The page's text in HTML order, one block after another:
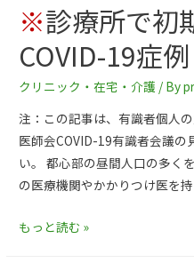
※診療所で初
COVID-19症例
クリニック・在宅・介護 / By
注：この記事は、有識者個人
医師会COVID-19有識者会議
い。 都心部の昼間人口の多く
の医療機関やかかりつけ医を
もっと読む »